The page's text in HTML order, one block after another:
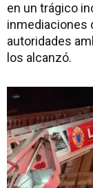
en un trágico
inmediaciones
autoridades
los alcanzó.